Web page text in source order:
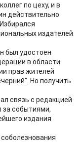
по цеху, и в
действительно
издателей
был удостоен
в области
прав жителей
Но получить
связь с редакцией
за событиями,
издания